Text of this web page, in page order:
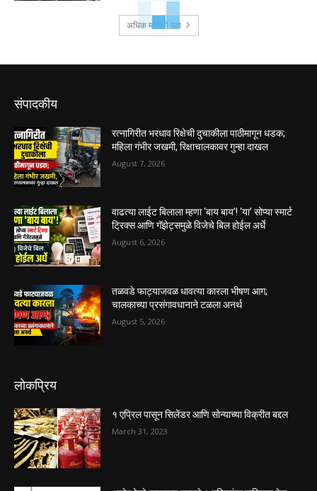
अधिक माहिती पहा
संपादकीय
रत्नागिरीत भरधाव रिक्षेची दुचाकीला पाठीमागून धडक;
महिला गंभीर जखमी, रिक्षाचालकावर गुन्हा दाखल
August 7, 2026
वाढत्या लाईट बिलाला म्हणा ‘बाय बाय’! ‘या’ सोप्या स्मार्ट
ट्रिक्स आणि गॅझेट्समुळे विजेचे बिल होईल अर्धे
August 6, 2026
तळवडे फाट्याजवळ धावत्या कारला भीषण आग;
चालकाच्या प्रसंगावधानाने टळला अनर्थ
August 5, 2026
लोकप्रिय
१ एप्रिल पासून सिलेंडर आणि सोन्याच्या विक्रीत बद्दल
March 31, 2023